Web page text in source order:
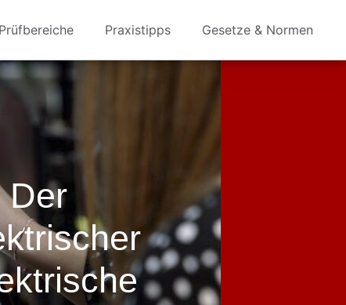
Prüfbereiche Praxistipps Gesetze & Normen
Der